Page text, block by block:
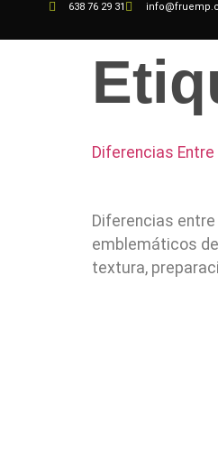
638 76 29 31
Diferencias
Diferencias
emblemáticos
textura,